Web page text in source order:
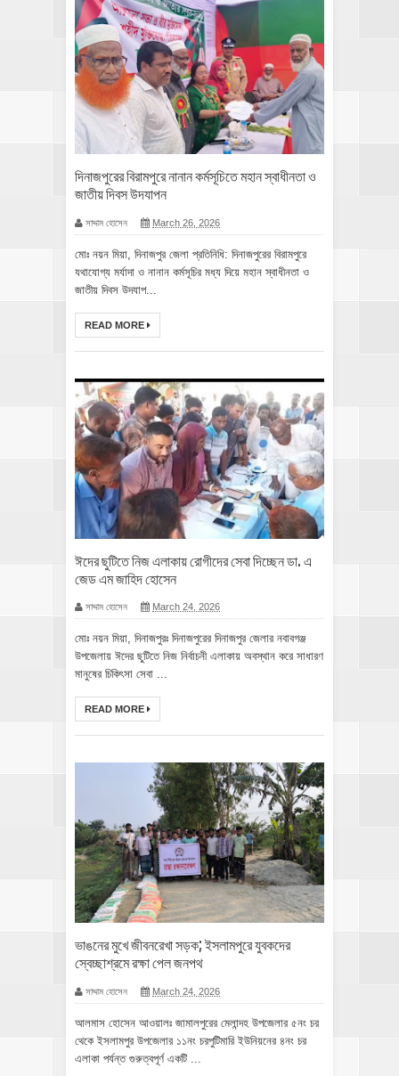
দিনাজপুরের ‎বিরামপুরে নানান কর্মসূচিতে মহান স্বাধীনতা ও
জাতীয় দিবস উদযাপন
সাদ্দাম হোসেন March 26, 2026
‎মোঃ নয়ন মিয়া, দিনাজপুর জেলা প্রতিনিধি: ‎দিনাজপুরের বিরামপুরে
যথাযোগ্য মর্যাদা ও নানান কর্মসূচির মধ্য দিয়ে মহান স্বাধীনতা ও
জাতীয় দিবস উদযাপ...
READ MORE
ঈদের ছুটিতে নিজ এলাকায় রোগীদের সেবা দিচ্ছেন ডা. এ
জেড এম জাহিদ হোসেন
সাদ্দাম হোসেন March 24, 2026
মোঃ নয়ন মিয়া, দিনাজপুরঃ দিনাজপুরের দিনাজপুর জেলার নবাবগঞ্জ
উপজেলায় ঈদের ছুটিতে নিজ নির্বাচনী এলাকায় অবস্থান করে সাধারণ
মানুষের চিকিৎসা সেবা ...
READ MORE
ভাঙনের মুখে জীবনরেখা সড়ক; ইসলামপুরে যুবকদের
স্বেচ্ছাশ্রমে রক্ষা পেল জনপথ
সাদ্দাম হোসেন March 24, 2026
আলমাস হোসেন আওয়ালঃ জামালপুরের মেলান্দহ উপজেলার ৫নং চর
থেকে ইসলামপুর উপজেলার ১১নং চরপুটিমারি ইউনিয়নের ৪নং চর
এলাকা পর্যন্ত গুরুত্বপূর্ণ একটি ...